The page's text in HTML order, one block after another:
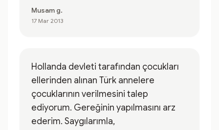
Musam g.
17 Mar 2013
Hollanda devleti tarafından çocukları
ellerinden alınan Türk annelere
çocuklarının verilmesini talep
ediyorum. Gereğinin yapılmasını arz
ederim. Saygılarımla,